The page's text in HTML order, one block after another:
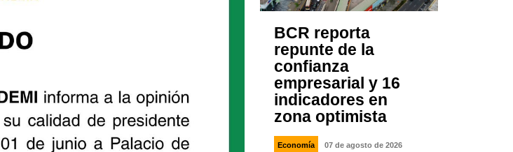
BCR reporta
repunte de la
confianza
empresarial y 16
indicadores en
zona optimista
Economía 07 de agosto de 2026